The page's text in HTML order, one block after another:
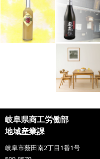
岐阜県商工労働部
地域産業課
岐阜市薮田南2丁目1番1号